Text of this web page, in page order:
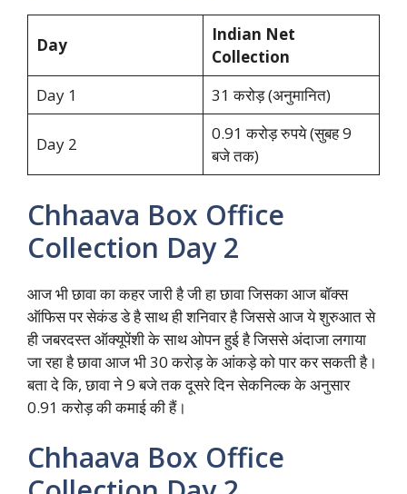
Day
Indian Net
Collection
Day 1
31 करोड़ (अनुमानित)
Day 2
0.91 करोड़ रुपये (सुबह 9
बजे तक)
Chhaava Box Office
Collection Day 2
आज भी छावा का कहर जारी है जी हा छावा जिसका आज बॉक्स
ऑफिस पर सेकंड डे है साथ ही शनिवार है जिससे आज ये शुरुआत से
ही जबरदस्त ऑक्यूपेंशी के साथ ओपन हुई है जिससे अंदाजा लगाया
जा रहा है छावा आज भी 30 करोड़ के आंकड़े को पार कर सकती है।
बता दे कि, छावा ने 9 बजे तक दूसरे दिन सेकनिल्क के अनुसार
0.91 करोड़ की कमाई की हैं।
Chhaava Box Office